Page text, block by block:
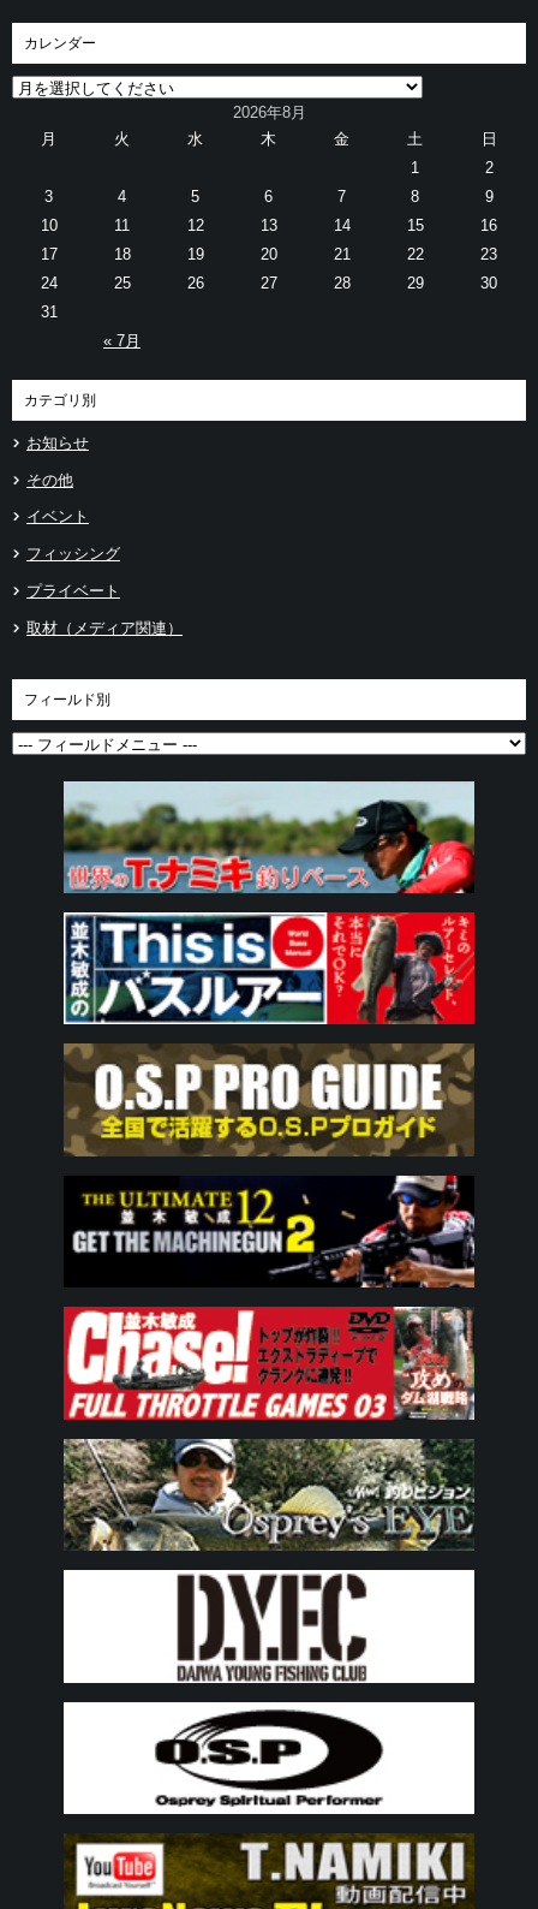
カレンダー
2026年8月
月
火 水 木 金 土 日
« 7月
1
2
3
4 5 6 7 8
9
10
11 12 13 14 15
16
17
18 19 20 21 22
23
24
25 26 27 28 29
30
31
カテゴリ別
お知らせ
その他
イベント
フィッシング
プライベート
取材（メディア関連）
フィールド別